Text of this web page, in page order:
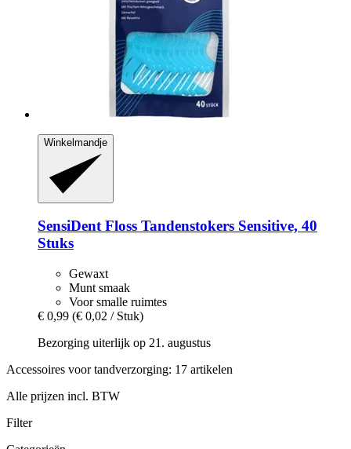
Winkelmandje
SensiDentFloss Tandenstokers Sensitive, 40
Stuks
Gewaxt
Munt smaak
Voor smalle ruimtes
€ 0,99 (€ 0,02 / Stuk)
Bezorging uiterlijk op 21. augustus
Accessoires voor tandverzorging: 17 artikelen
Alle prijzen incl. BTW
Filter